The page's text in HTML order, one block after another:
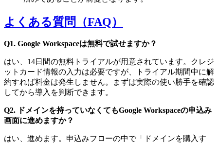
よくある質問（FAQ）
Q1. Google Workspaceは無料で試せますか？
はい、14日間の無料トライアルが用意されています。クレジ
ットカード情報の入力は必要ですが、トライアル期間中に解
約すれば料金は発生しません。まずは実際の使い勝手を確認
してから導入を判断できます。
Q2. ドメインを持っていなくてもGoogle Workspaceの申込み
画面に進めますか？
はい、進めます。申込みフローの中で「ドメインを購入す